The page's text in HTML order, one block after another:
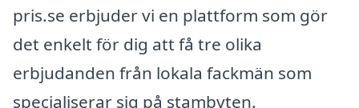
pris.se erbjuder vi en plattform som gör
det enkelt för dig att få tre olika
erbjudanden från lokala fackmän som
specialiserar sig på stambyten.